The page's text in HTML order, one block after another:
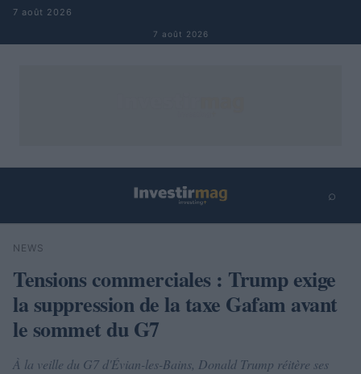
Aller au contenu
7 août 2026
7 août 2026
⌕
Rechercher
NEWS
Tensions commerciales : Trump exige
la suppression de la taxe Gafam avant
le sommet du G7
À la veille du G7 d'Évian-les-Bains, Donald Trump réitère ses